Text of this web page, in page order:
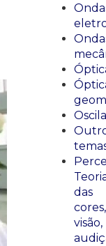
das
cores,
visão,